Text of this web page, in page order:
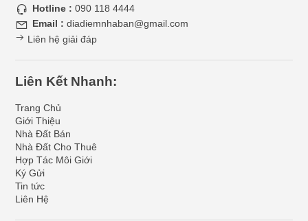
Hotline : 090 118 4444
Email : diadiemnhaban@gmail.com
Liên hệ giải đáp
Liên Kết Nhanh:
Trang Chủ
Giới Thiệu
Nhà Đất Bán
Nhà Đất Cho Thuê
Hợp Tác Môi Giới
Ký Gửi
Tin tức
Liên Hệ